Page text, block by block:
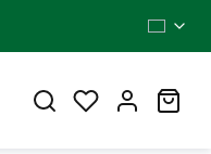
Du hast 0